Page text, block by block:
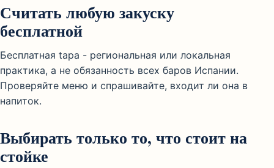
Считать любую закуску
бесплатной
Бесплатная tapa - региональная или локальная
практика, а не обязанность всех баров Испании.
Проверяйте меню и спрашивайте, входит ли она в
напиток.
Выбирать только то, что стоит на
стойке